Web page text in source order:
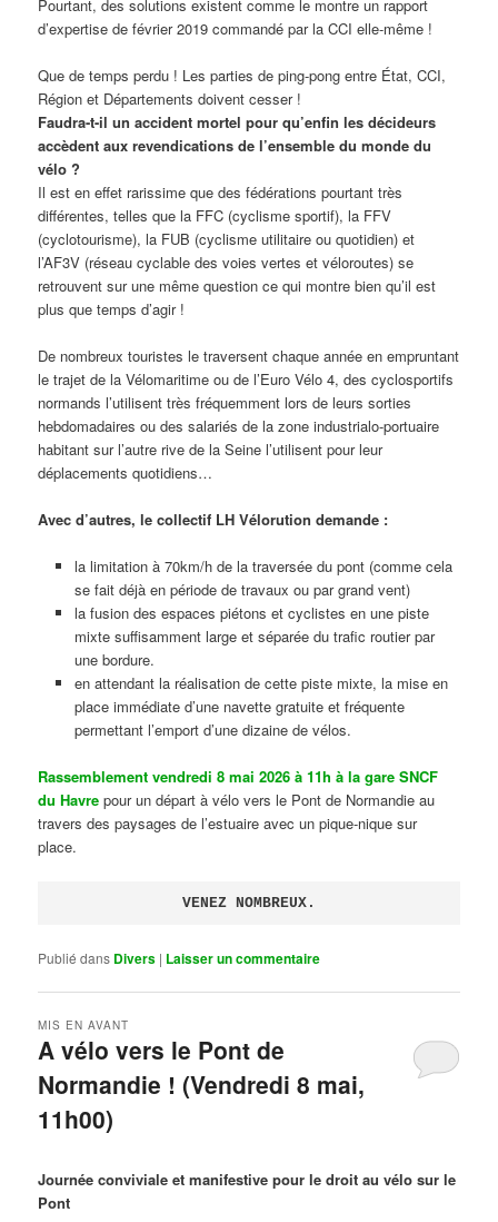
Pourtant, des solutions existent comme le montre un rapport
d’expertise de février 2019 commandé par la CCI elle-même !
Que de temps perdu ! Les parties de ping-pong entre État, CCI,
Région et Départements doivent cesser !
Faudra-t-il un accident mortel pour qu’enfin les décideurs
accèdent aux revendications de l’ensemble du monde du
vélo ?
Il est en effet rarissime que des fédérations pourtant très
différentes, telles que la FFC (cyclisme sportif), la FFV
(cyclotourisme), la FUB (cyclisme utilitaire ou quotidien) et
l’AF3V (réseau cyclable des voies vertes et véloroutes) se
retrouvent sur une même question ce qui montre bien qu’il est
plus que temps d’agir !
De nombreux touristes le traversent chaque année en empruntant
le trajet de la Vélomaritime ou de l’Euro Vélo 4, des cyclosportifs
normands l’utilisent très fréquemment lors de leurs sorties
hebdomadaires ou des salariés de la zone industrialo-portuaire
habitant sur l’autre rive de la Seine l’utilisent pour leur
déplacements quotidiens…
Avec d’autres, le collectif LH Vélorution demande :
la limitation à 70km/h de la traversée du pont (comme cela
se fait déjà en période de travaux ou par grand vent)
la fusion des espaces piétons et cyclistes en une piste
mixte suffisamment large et séparée du trafic routier par
une bordure.
en attendant la réalisation de cette piste mixte, la mise en
place immédiate d’une navette gratuite et fréquente
permettant l’emport d’une dizaine de vélos.
Rassemblement vendredi 8 mai 2026 à 11h à la gare SNCF
du Havre pour un départ à vélo vers le Pont de Normandie au
travers des paysages de l’estuaire avec un pique-nique sur
place.
VENEZ NOMBREUX.
Publié dans Divers | Laisser un commentaire
A vélo vers le Pont de
Normandie ! (Vendredi 8 mai,
11h00)
MIS EN AVANT
Journée conviviale et manifestive pour le droit au vélo sur le
Pont